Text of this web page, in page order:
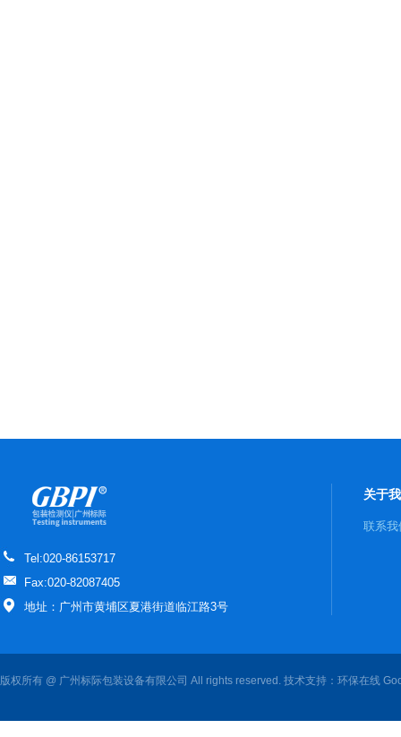
Tel:020-86153717
Fax:020-82087405
地址：广州市黄埔区夏港街道临江路3号
关于
联系我
版权所有 @ 广州标际包装设备有限公司 All rights reserved. 技术支持： 环保在线